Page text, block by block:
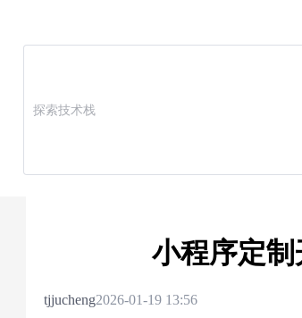
小程序定
tjjucheng2026-01-19 13:56